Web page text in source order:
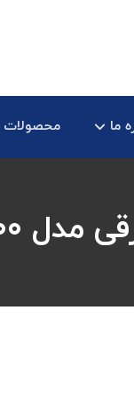
ما محصولات
مدل ۴۰۰